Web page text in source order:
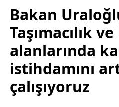
Bakan
Taşımacılık
alanlarında
istihdamını
çalışıyoruz